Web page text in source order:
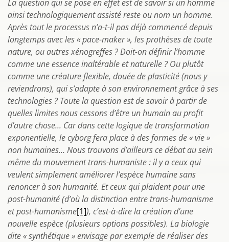
La question qui se pose en effet est de savoir si un homme
ainsi technologiquement assisté reste ou nom un homme.
Après tout le processus n’a-t-il pas déjà commencé depuis
longtemps avec les « pace-maker », les prothèses de toute
nature, ou autres xénogreffes ? Doit-on définir l’homme
comme une essence inaltérable et naturelle ? Ou plutôt
comme une créature flexible, douée de plasticité (nous y
reviendrons), qui s’adapte à son environnement grâce à ses
technologies ? Toute la question est de savoir à partir de
quelles limites nous cessons d’être un humain au profit
d’autre chose... Car dans cette logique de transformation
exponentielle, le cyborg fera place à des formes de « vie »
non humaines… Nous trouvons d’ailleurs ce débat au sein
même du mouvement trans-humaniste : il y a ceux qui
veulent simplement améliorer l’espèce humaine sans
renoncer à son humanité. Et ceux qui plaident pour une
post-humanité (d’où la distinction entre trans-humanisme
et post-humanisme[1]), c’est-à-dire la création d’une
nouvelle espèce (plusieurs options possibles). La biologie
dite « synthétique » envisage par exemple de réaliser des